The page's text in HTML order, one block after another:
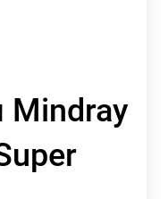
Mindray